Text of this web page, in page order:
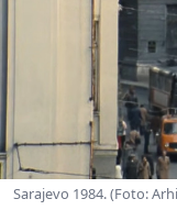
Sarajevo 1984. (Foto: